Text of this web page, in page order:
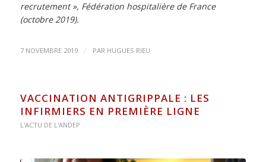
recrutement », Fédération hospitalière de France
(octobre 2019).
7 NOVEMBRE 2019 / PAR HUGUES RIEU
VACCINATION ANTIGRIPPALE : LES
INFIRMIERS EN PREMIÈRE LIGNE
L'ACTU DE L'ANDEP